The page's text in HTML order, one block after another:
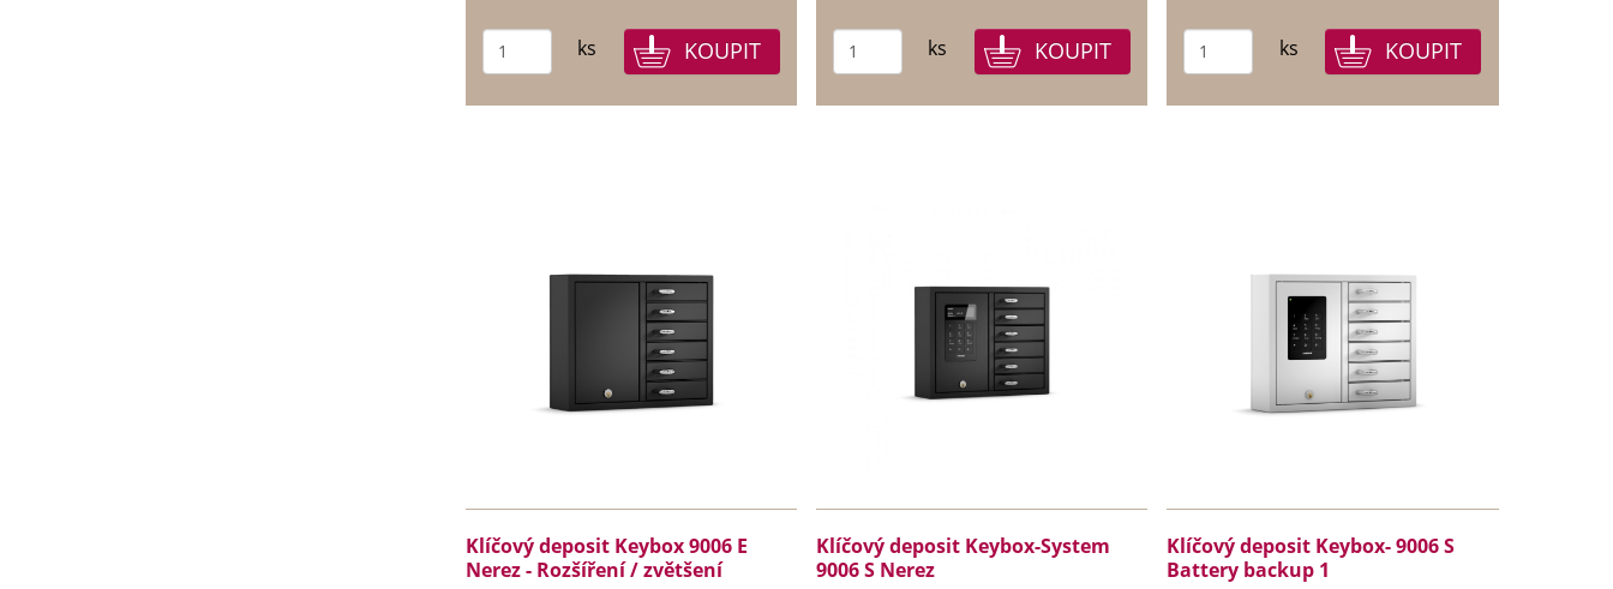
ks ks ks
Klíčový deposit Keybox 9006 E
Nerez - Rozšíření / zvětšení
Klíčový deposit Keybox-System
9006 S Nerez
Klíčový deposit Keybox- 9006 S
Battery backup 1